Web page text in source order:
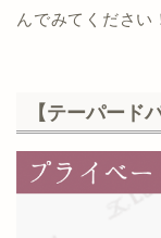
んでみてください
【テーパード